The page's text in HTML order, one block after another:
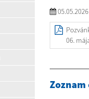
05.05.2026
06.